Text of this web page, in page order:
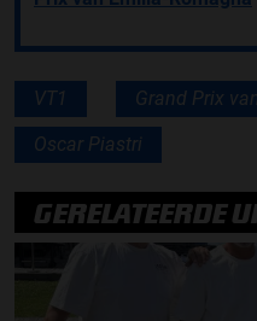
VT1 Grand Prix
Oscar Piastri
GERELATEERDE